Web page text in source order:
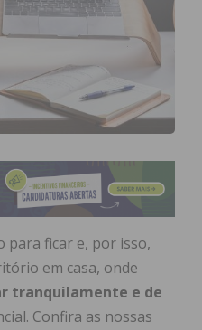
para ficar e, por isso,
em casa, onde
tranquilamente e de
Confira as nossas